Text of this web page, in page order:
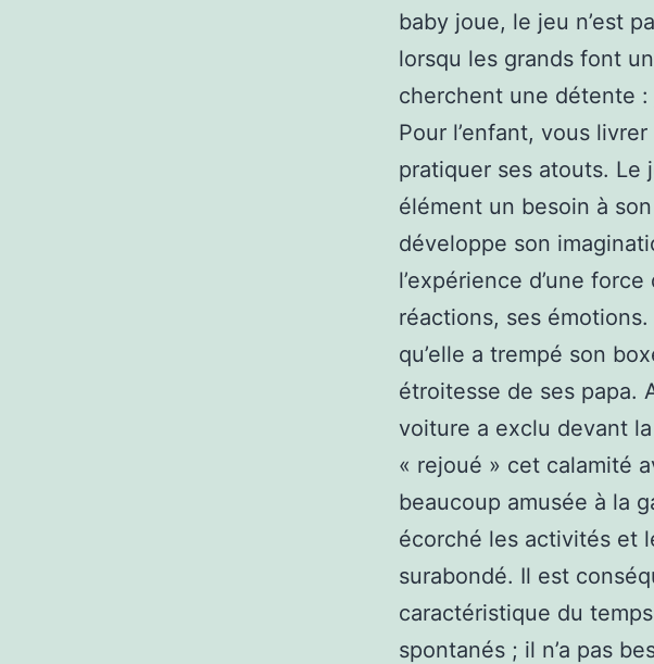
baby joue, le jeu n’est
lorsqu les grands font
cherchent une détente :
Pour l’enfant, vous
pratiquer ses atouts. Le
élément un besoin à
développe son
l’expérience d’une
réactions, ses
qu’elle a trempé son
étroitesse de ses papa.
voiture a exclu devant
« rejoué » cet calamité
beaucoup amusée à la
écorché les activités et
surabondé. Il est
caractéristique du
spontanés ; il n’a pas